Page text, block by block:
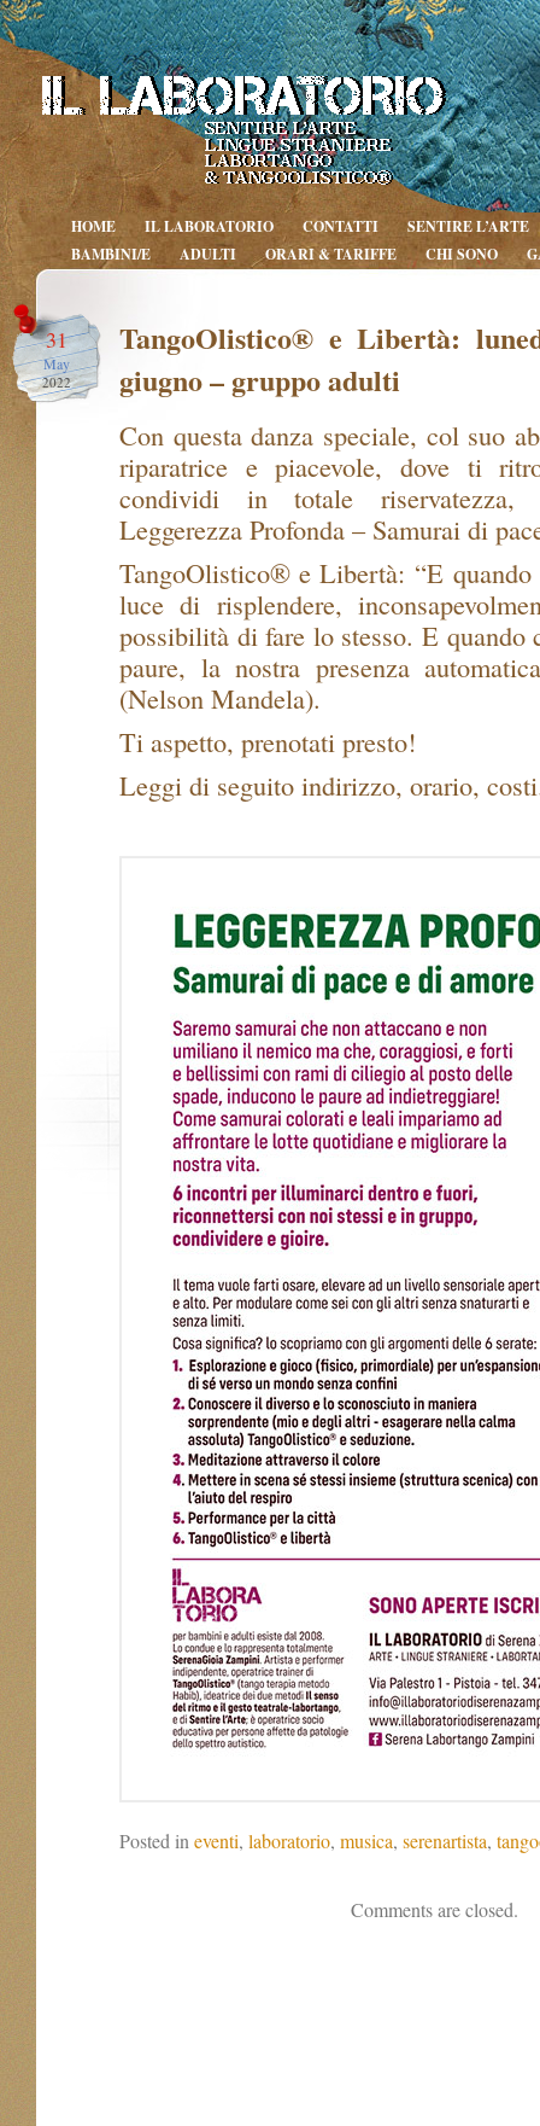
HOME IL LABORATORIO CONTATTI
SENTIRE L’ARTE
BAMBINI/E
ADULTI ORARI & TARIFFE CHI SONO
31
May
2022
TangoOlistico® e Libertà:
giugno – gruppo adulti
Con questa danza speciale, col suo
riparatrice e piacevole, dove ti
condividi in totale riservatezza,
Leggerezza Profonda – Samurai di
TangoOlistico® e Libertà: “E quando
luce di risplendere,
possibilità di fare lo stesso. E
paure, la nostra presenza
(Nelson Mandela).
Ti aspetto, prenotati presto!
Leggi di seguito indirizzo, orario,
Posted in eventi, laboratorio, musica, serenartista,
Comments are closed.